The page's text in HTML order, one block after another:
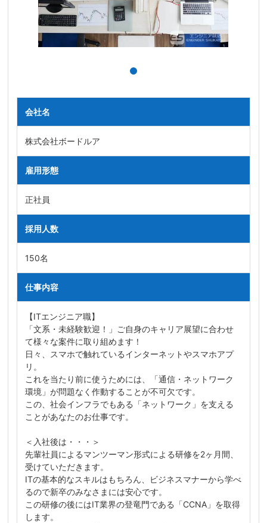
会社名
株式会社ボードルア
雇用形態
正社員
採用人数
150名
仕事内容
【ITエンジニア職】
「文系・未経験歓迎！」ご自身のキャリア展望に合わせ
て様々な案件に取り組めます！
日々、スマホで触れているインターネットやスマホアプ
リ。
これを当たり前に使うためには、「通信・ネットワーク
環境」が問題なく作動することが不可欠です。
この、社会インフラでもある「ネットワーク」を支える
ことがあなたのお仕事です。
＜入社後は・・・＞
先輩社員によるマンツーマン形式による研修を2ヶ月間、
受けていただきます。
ITの基本的なスキルはもちろん、ビジネスマナーから学べ
るので新卒のみなさまには安心です。
この研修の後にはIT業界の登竜門である「CCNA」を取得
します。